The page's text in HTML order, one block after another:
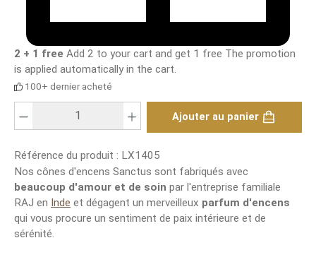
2 + 1 free Add 2 to your cart and get 1 free The promotion
is applied automatically in the cart.
100+ dernier acheté
Ajouter au panier
Référence du produit : LX1405
Nos cônes d'encens Sanctus sont fabriqués avec
beaucoup d'amour et de soin par l'entreprise familiale
RAJ en Inde et dégagent un merveilleux parfum d'encens
qui vous procure un sentiment de paix intérieure et de
sérénité.